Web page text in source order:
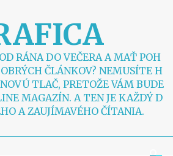
RÁNA DO VEČERA A MAŤ POH
ČLÁNKOV? NEMUSÍTE H
TLAČ, PRETOŽE VÁM BUDE
MAGAZÍN. A TEN JE KAŽDÝ D
A ZAUJÍMAVÉHO ČÍTANIA.